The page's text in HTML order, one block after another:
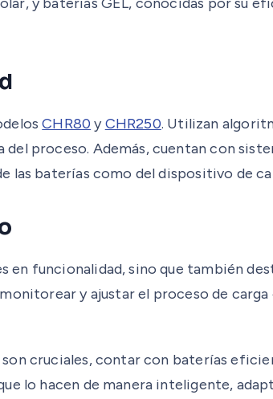
CHR80 yCHR250. Utilizan
proceso. Además, cuentan con
las baterías como del dispositivo de
funcionalidad, sino que también
y ajustar el proceso de
cruciales, contar con baterías
lo hacen de manera inteligente,